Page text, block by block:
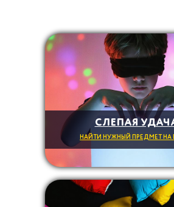
СЛЕПАЯ
НАЙТИ НУЖНЫЙ ПРЕДМЕТ НА